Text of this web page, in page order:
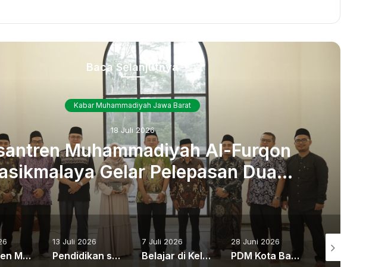
Baca Selanjutnya
Kabar Muhammadiyah Jawa Barat
18 Juli 2026
Muhammadiyah Al-Furqon
Gelar Pelepasan Dua
Daurah Intensif Bahasa Arab di
Umm Al-Qura Makkah
Pesantren Muhammadiyah Al-Furqon Tasikmalaya Gelar Pelepasan Dua Utusan Daurah Intensif Bahasa Arab di Universitas Umm Al-Qura Makkah
13 Juli 2026
Pendidikan sebagai Jalan Keluar dari Krisis Moral Bangsa
7 Juli 2026
Belajar di Kelas, Bersinar di Kompetisi! Mahasiswa Ilmu Komunikasi UM Bandung Panen Prestasi
28 Juni 2026
PDM Kota Bandung Gelar Bimbingan Teknis Platform Satu Data Muhammadiyah (SatuMu)
27 Juni 2026